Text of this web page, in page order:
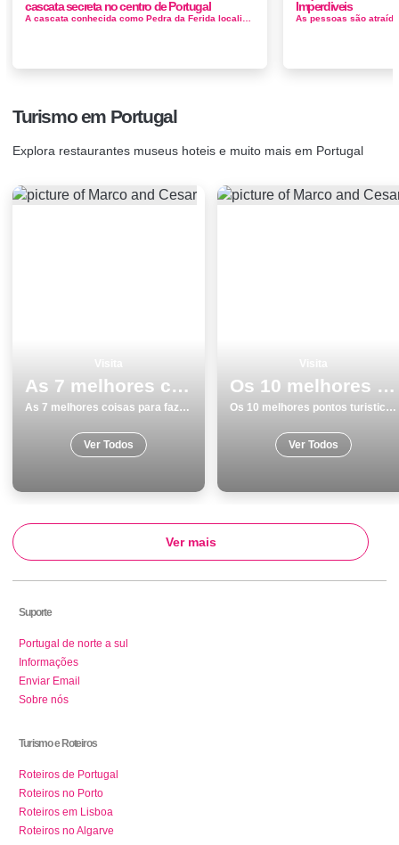
cascata secreta no centro de Portugal
A cascata conhecida como Pedra da Ferida localiza-se na Serra do Espinhal, em Penela, próximo do lugar com o nome de Ribeira da ...
Imperdiveis
Turismo em Portugal
Explora restaurantes museus hoteis e muito mais em Portugal
As 7 melhores coisas para fazer e visitar em Sines
As 7 melhores coisas para fazer e visitar em Sines
Ver Todos
Os 10 melhores pontos turisticos para visitar em Aveiro
Os 10 melhores pontos turisticos para visitar em Aveiro
Ver Todos
Ver mais
Suporte
Portugal de norte a sul
Informações
Enviar Email
Sobre nós
Turismo e Roteiros
Roteiros de Portugal
Roteiros no Porto
Roteiros em Lisboa
Roteiros no Algarve